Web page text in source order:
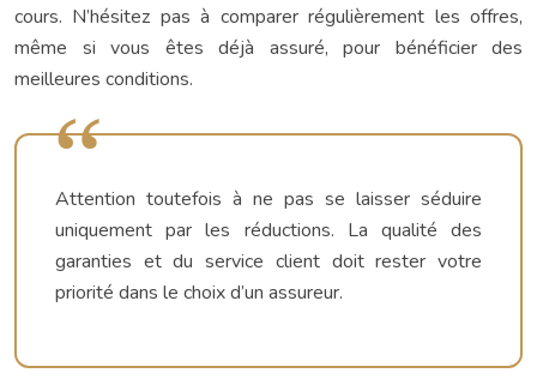
cours. N’hésitez pas à comparer régulièrement les offres,
même si vous êtes déjà assuré, pour bénéficier des
meilleures conditions.
Attention toutefois à ne pas se laisser séduire
uniquement par les réductions. La qualité des
garanties et du service client doit rester votre
priorité dans le choix d’un assureur.